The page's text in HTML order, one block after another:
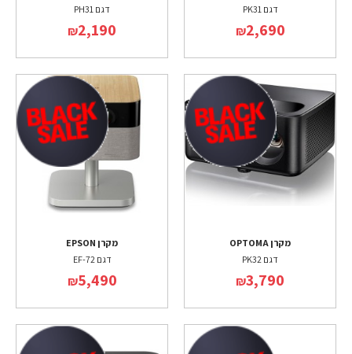
דגם PK31
₪2,690
דגם PH31
₪2,190
מקרן OPTOMA
דגם PK32
₪3,790
מקרן EPSON
דגם EF-72
₪5,490